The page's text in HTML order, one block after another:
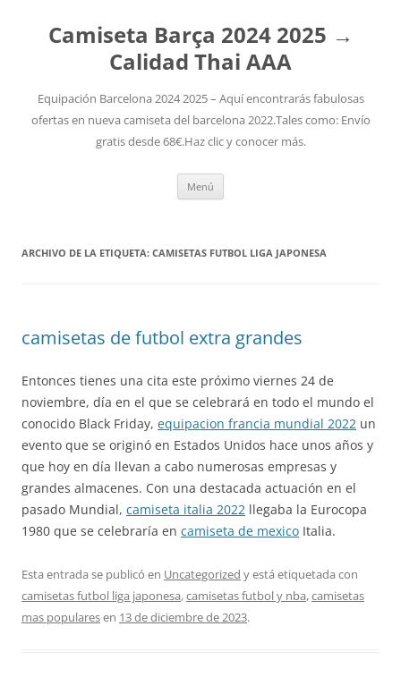
Camiseta Barça 2024 2025 →
Calidad Thai AAA
Equipación Barcelona 2024 2025 – Aquí encontrarás fabulosas
ofertas en nueva camiseta del barcelona 2022.Tales como: Envío
gratis desde 68€.Haz clic y conocer más.
Menú
ARCHIVO DE LA ETIQUETA: CAMISETAS FUTBOL LIGA JAPONESA
camisetas de futbol extra grandes
Entonces tienes una cita este próximo viernes 24 de
noviembre, día en el que se celebrará en todo el mundo el
conocido Black Friday, equipacion francia mundial 2022 un
evento que se originó en Estados Unidos hace unos años y
que hoy en día llevan a cabo numerosas empresas y
grandes almacenes. Con una destacada actuación en el
pasado Mundial, camiseta italia 2022 llegaba la Eurocopa
1980 que se celebraría en camiseta de mexico Italia.
Esta entrada se publicó en Uncategorized y está etiquetada con
camisetas futbol liga japonesa,camisetas futbol y nba,camisetas
mas popularesen 13 de diciembre de 2023.